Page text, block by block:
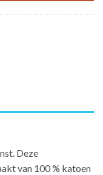
Deze
van 100 % katoen